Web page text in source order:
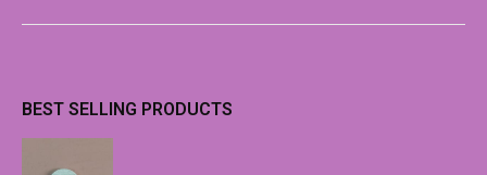
BEST SELLING PRODUCTS